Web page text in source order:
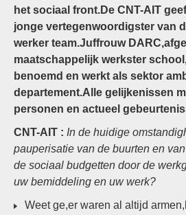
het sociaal front.De CNT-AIT
jonge vertegenwoordigster van
werker team.Juffrouw
maatschappelijk werkster
benoemd en werkt als sektor
departement.Alle gelijkenissen
personen en actueel
CNT-AIT : In de huidige
pauperisatie van de buurten en
de sociaal budgetten door de
uw bemiddeling en uw werk?
Weet ge,er waren al altijd